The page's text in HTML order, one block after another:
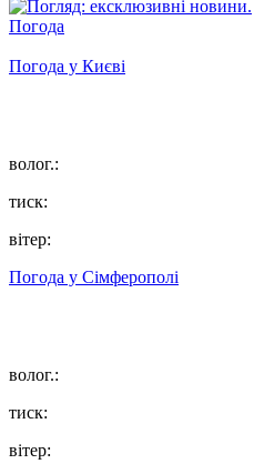
Погода
Погода у Києві
волог.:
тиск:
вітер:
Погода у Сімферополі
волог.:
тиск:
вітер: